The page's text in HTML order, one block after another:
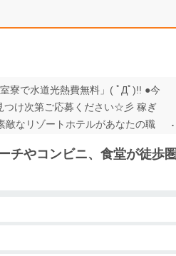
寮で水道光熱費無料」( ﾟДﾟ)!! ●今
つけ次第ご応募ください☆彡 稼ぎ
敵なリゾートホテルがあなたの職
ッフが、空港から寮までご案内♪
を希望している方は、必見の現
、沖縄を堪能!(^^)! Let's!enjoy
チやコンビニ、食堂が徒歩圏